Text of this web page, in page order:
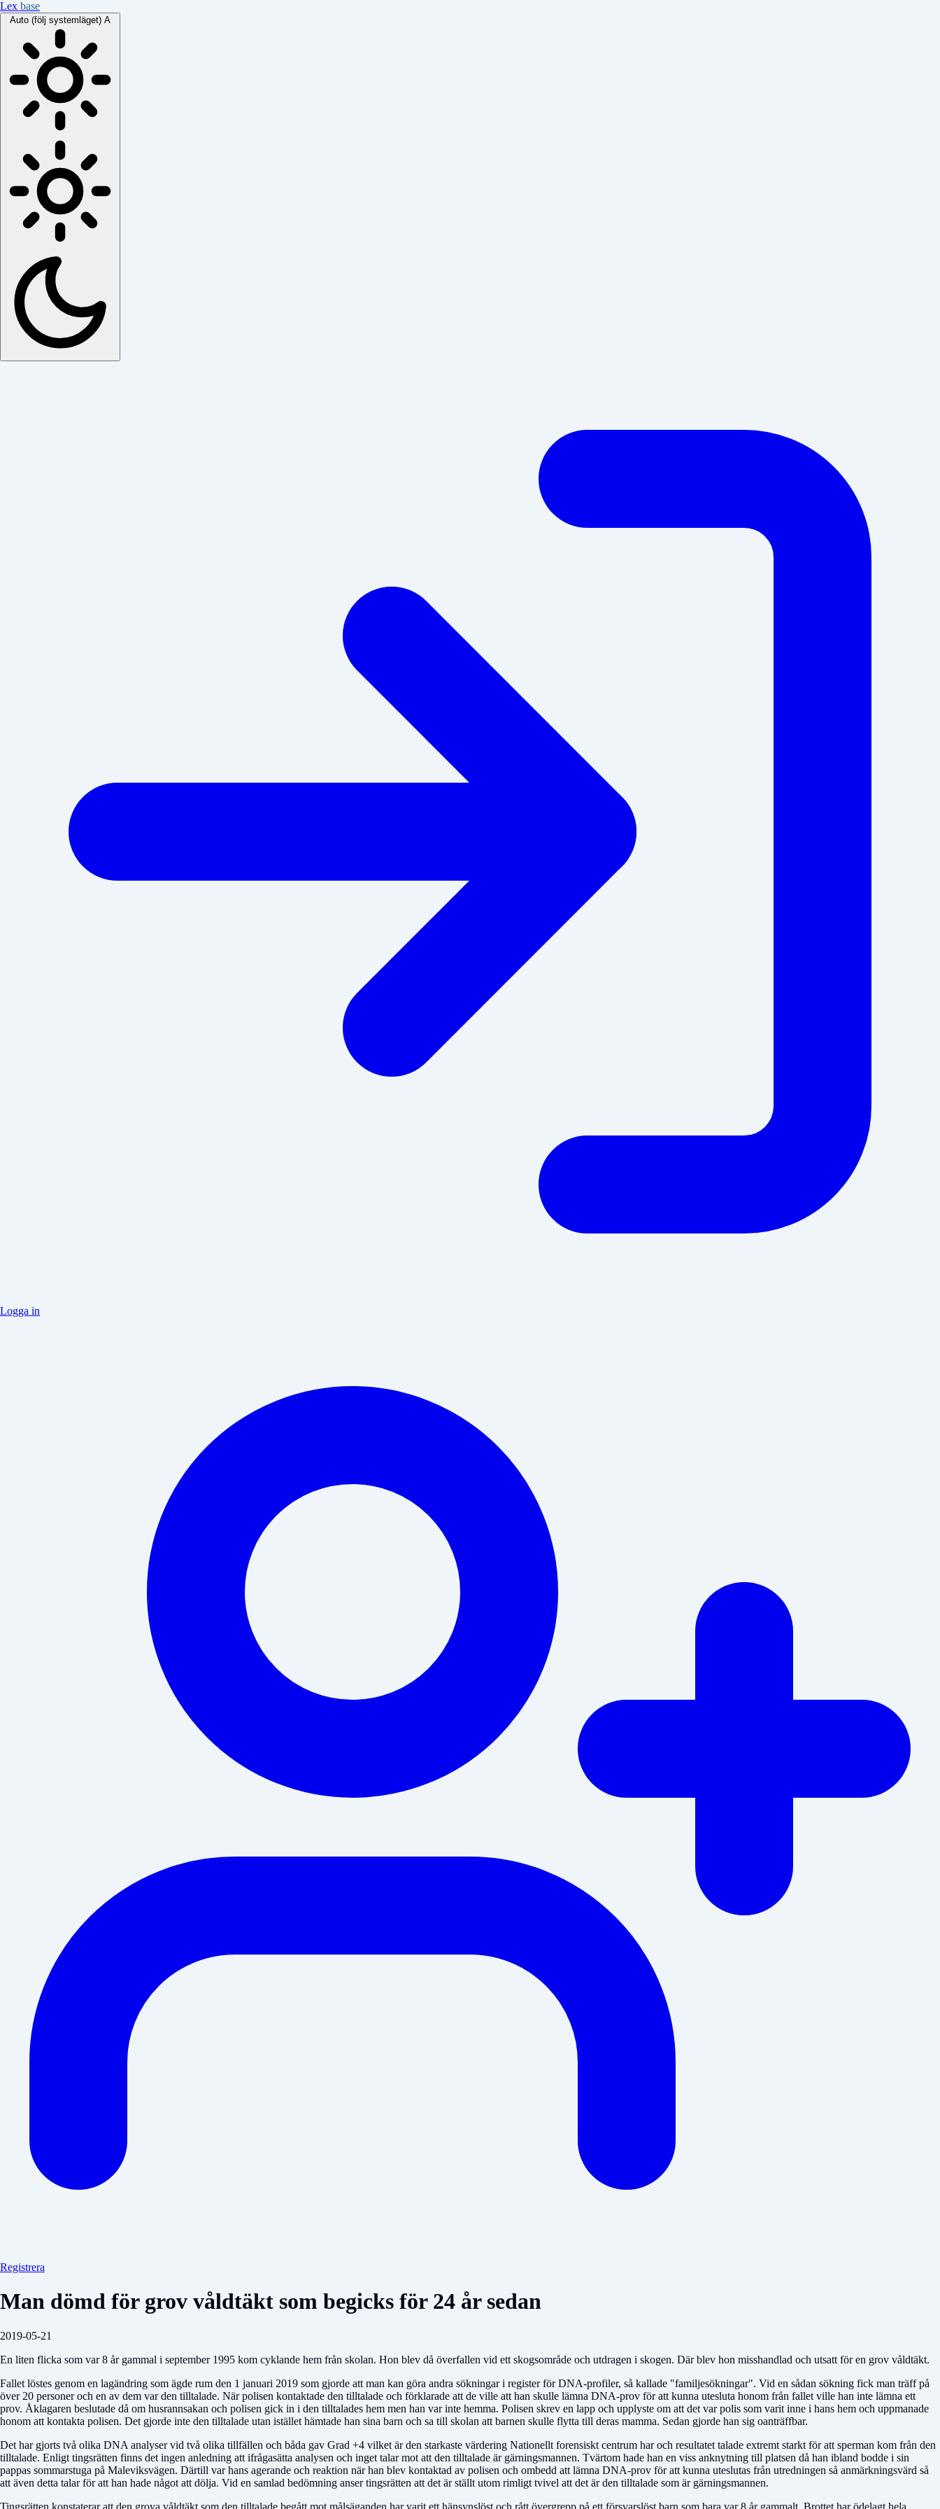
Lex base
Auto (följ systemläget) A
Logga in
Registrera
Man dömd för grov våldtäkt som begicks för 24 år sedan
2019-05-21
En liten flicka som var 8 år gammal i september 1995 kom cyklande hem från skolan. Hon blev då överfallen vid ett skogsområde och utdragen i skogen. Där blev hon misshandlad och utsatt för en grov våldtäkt.
Fallet löstes genom en lagändring som ägde rum den 1 januari 2019 som gjorde att man kan göra andra sökningar i register för DNA-profiler, så kallade "familjesökningar". Vid en sådan sökning fick man träff på
över 20 personer och en av dem var den tilltalade. När polisen kontaktade den tilltalade och förklarade att de ville att han skulle lämna DNA-prov för att kunna utesluta honom från fallet ville han inte lämna ett
prov. Åklagaren beslutade då om husrannsakan och polisen gick in i den tilltalades hem men han var inte hemma. Polisen skrev en lapp och upplyste om att det var polis som varit inne i hans hem och uppmanade
honom att kontakta polisen. Det gjorde inte den tilltalade utan istället hämtade han sina barn och sa till skolan att barnen skulle flytta till deras mamma. Sedan gjorde han sig oanträffbar.
Det har gjorts två olika DNA analyser vid två olika tillfällen och båda gav Grad +4 vilket är den starkaste värdering Nationellt forensiskt centrum har och resultatet talade extremt starkt för att sperman kom från den
tilltalade. Enligt tingsrätten finns det ingen anledning att ifrågasätta analysen och inget talar mot att den tilltalade är gärningsmannen. Tvärtom hade han en viss anknytning till platsen då han ibland bodde i sin
pappas sommarstuga på Maleviksvägen. Därtill var hans agerande och reaktion när han blev kontaktad av polisen och ombedd att lämna DNA-prov för att kunna uteslutas från utredningen så anmärkningsvärd så
att även detta talar för att han hade något att dölja. Vid en samlad bedömning anser tingsrätten att det är ställt utom rimligt tvivel att det är den tilltalade som är gärningsmannen.
Tingsrätten konstaterar att den grova våldtäkt som den tilltalade begått mot målsäganden har varit ett hänsynslöst och rått övergrepp på ett försvarslöst barn som bara var 8 år gammalt. Brottet har ödelagt hela